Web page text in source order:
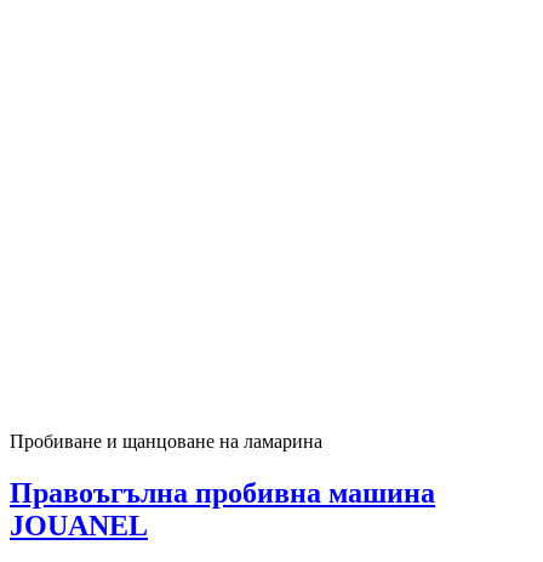
Пробиване и щанцоване на ламарина
Правоъгълна пробивна машина
JOUANEL